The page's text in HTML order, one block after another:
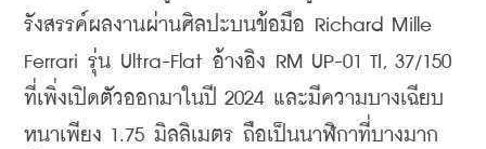
รังสรรค์ผลงานผ่านศิลปะบนข้อมือ Richard Mille
Ferrari รุ่น Ultra-Flat อ้างอิง RM UP-01 TI, 37/150
ที่เพิ่งเปิดตัวออกมาในปี 2024 และมีความบางเฉียบ
หนาเพียง 1.75 มิลลิเมตร ถือเป็นนาฬิกาที่บางมาก